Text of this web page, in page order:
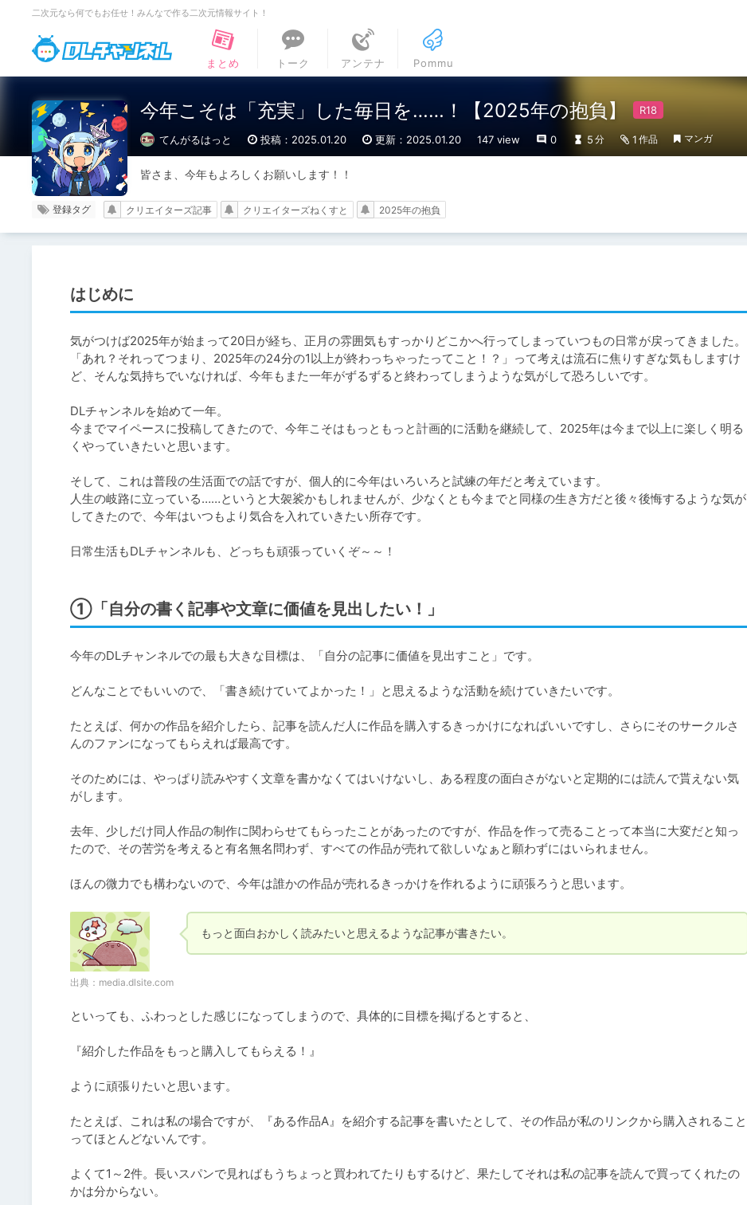
二次元なら何でもお任せ！みんなで作る二次元情報サイト！
DLチャンネル
まとめ
トーク アンテナ Pommu
今年こそは「充実」した毎日を……！【2025年の抱負】
てんがるはっと 投稿：2025.01.20 更新：2025.01.20 147 view 0 5 分 1 作品 マンガ
皆さま、今年もよろしくお願いします！！
登録タグ クリエイターズ記事 クリエイターズねくすと 2025年の抱負
はじめに
気がつけば2025年が始まって20日が経ち、正月の雰囲気もすっかりどこかへ行ってしまっていつもの日常が戻ってきました。
「あれ？それってつまり、2025年の24分の1以上が終わっちゃったってこと！？」って考えは流石に焦りすぎな気もしますけ
ど、そんな気持ちでいなければ、今年もまた一年がずるずると終わってしまうような気がして恐ろしいです。
DLチャンネルを始めて一年。
今までマイペースに投稿してきたので、今年こそはもっともっと計画的に活動を継続して、2025年は今まで以上に楽しく明る
くやっていきたいと思います。
そして、これは普段の生活面での話ですが、個人的に今年はいろいろと試練の年だと考えています。
人生の岐路に立っている……というと大袈裟かもしれませんが、少なくとも今までと同様の生き方だと後々後悔するような気が
してきたので、今年はいつもより気合を入れていきたい所存です。
日常生活もDLチャンネルも、どっちも頑張っていくぞ～～！
①「自分の書く記事や文章に価値を見出したい！」
今年のDLチャンネルでの最も大きな目標は、「自分の記事に価値を見出すこと」です。
どんなことでもいいので、「書き続けていてよかった！」と思えるような活動を続けていきたいです。
たとえば、何かの作品を紹介したら、記事を読んだ人に作品を購入するきっかけになればいいですし、さらにそのサークルさ
んのファンになってもらえれば最高です。
そのためには、やっぱり読みやすく文章を書かなくてはいけないし、ある程度の面白さがないと定期的には読んで貰えない気
がします。
去年、少しだけ同人作品の制作に関わらせてもらったことがあったのですが、作品を作って売ることって本当に大変だと知っ
たので、その苦労を考えると有名無名問わず、すべての作品が売れて欲しいなぁと願わずにはいられません。
ほんの微力でも構わないので、今年は誰かの作品が売れるきっかけを作れるように頑張ろうと思います。
出典： media.dlsite.com
もっと面白おかしく読みたいと思えるような記事が書きたい。
といっても、ふわっとした感じになってしまうので、具体的に目標を掲げるとすると、
『紹介した作品をもっと購入してもらえる！』
ように頑張りたいと思います。
たとえば、これは私の場合ですが、『ある作品A』を紹介する記事を書いたとして、その作品が私のリンクから購入されること
ってほとんどないんです。
よくて1～2件。長いスパンで見ればもうちょっと買われてたりもするけど、果たしてそれは私の記事を読んで買ってくれたの
かは分からない。